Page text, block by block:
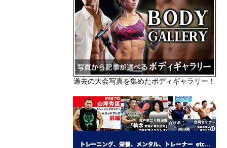
過去の大会写真を集めたボディギャラリー！